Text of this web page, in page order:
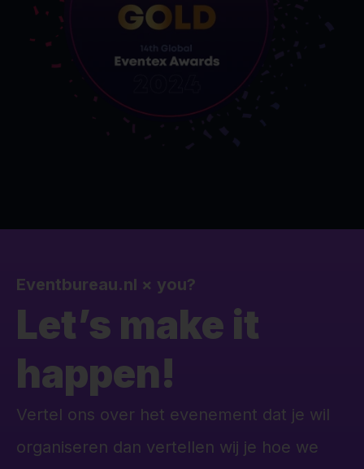
Eventbureau.nl × you?
Let’s make it
happen!
Vertel ons over het evenement dat je wil
organiseren dan vertellen wij je hoe we